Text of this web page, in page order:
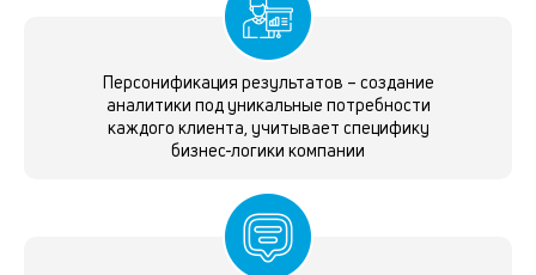
Персонификация результатов – создание
аналитики под уникальные потребности
каждого клиента, учитывает специфику
бизнес-логики компании